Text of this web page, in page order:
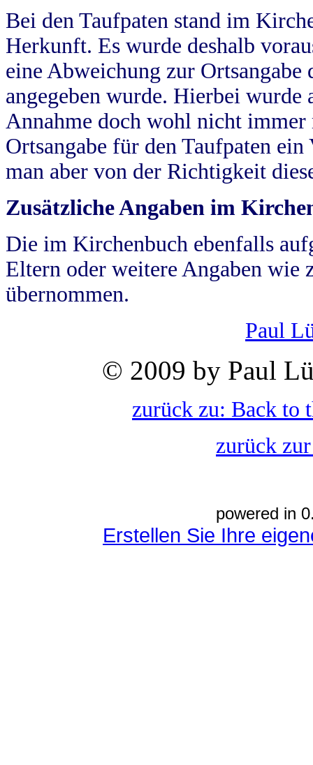
Bei den Taufpaten stand im
Herkunft. Es wurde deshalb
eine Abweichung zur
angegeben wurde. Hierbei wurde
Annahme doch wohl nicht
Ortsangabe für den Taufpaten
man aber von der Richtigkeit
Zusätzliche Angaben im
Die im Kirchenbuch ebenfalls
Eltern oder weitere Angaben wie
übernommen.
Paul
© 2009 by Paul
zurück zu: Back to
zurück
powered in
Erstellen Sie Ihre